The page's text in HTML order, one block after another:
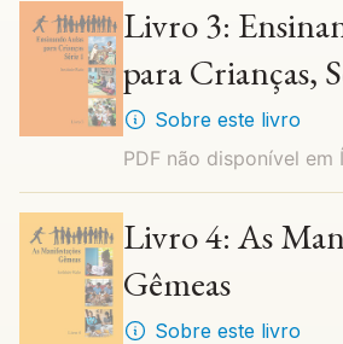
Livro 3:
para Crianças,
Sobre este livro
PDF não disponível em
Livro 4: As
Gêmeas
Sobre este livro